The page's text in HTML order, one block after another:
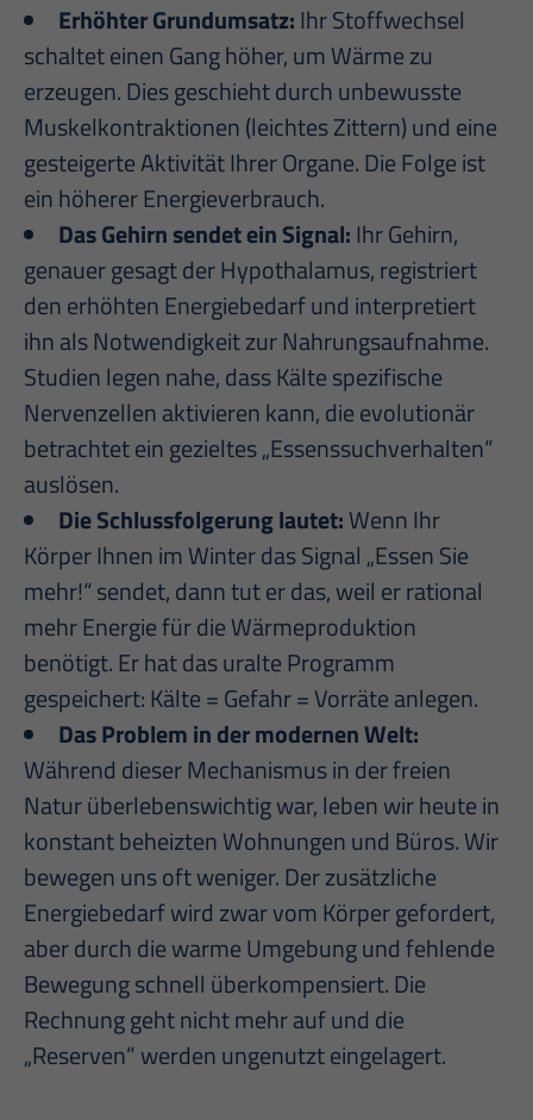
Erhöhter Grundumsatz:Ihr Stoffwechsel
schaltet einen Gang höher, um Wärme zu
erzeugen. Dies geschieht durch unbewusste
Muskelkontraktionen (leichtes Zittern) und eine
gesteigerte Aktivität Ihrer Organe. Die Folge ist
ein höherer Energieverbrauch.
Das Gehirn sendet ein Signal:Ihr Gehirn,
genauer gesagt der Hypothalamus, registriert
den erhöhten Energiebedarf und interpretiert
ihn als Notwendigkeit zur Nahrungsaufnahme.
Studien legen nahe, dass Kälte spezifische
Nervenzellen aktivieren kann, die evolutionär
betrachtet ein gezieltes „Essenssuchverhalten“
auslösen.
Die Schlussfolgerung lautet:Wenn Ihr
Körper Ihnen im Winter das Signal „Essen Sie
mehr!“ sendet, dann tut er das, weil er rational
mehr Energie für die Wärmeproduktion
benötigt. Er hat das uralte Programm
gespeichert: Kälte = Gefahr = Vorräte anlegen.
Das Problem in der modernen Welt:
Während dieser Mechanismus in der freien
Natur überlebenswichtig war, leben wir heute in
konstant beheizten Wohnungen und Büros. Wir
bewegen uns oft weniger. Der zusätzliche
Energiebedarf wird zwar vom Körper gefordert,
aber durch die warme Umgebung und fehlende
Bewegung schnell überkompensiert. Die
Rechnung geht nicht mehr auf und die
„Reserven” werden ungenutzt eingelagert.